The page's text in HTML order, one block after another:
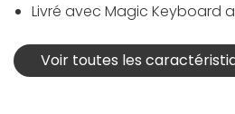
Livré avec Magic Keyboard
Voir toutes les